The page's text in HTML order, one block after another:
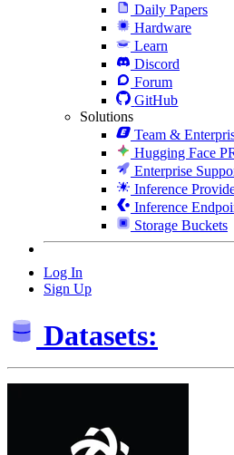
Daily Papers
Hardware
Learn
Discord
Forum
GitHub
Solutions
Team &
Hugging Face
Enterprise
Inference
Inference
Storage Buckets
Log In
Sign Up
Datasets: